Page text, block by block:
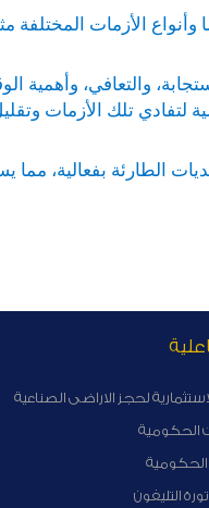
الأزمات المختلفة
والتعافي، وأهمية
تلك الأزمات
الطارئة بفعالية،
لحجز الاراضى الصناعية
الحكومية
الحكومية
التليفون